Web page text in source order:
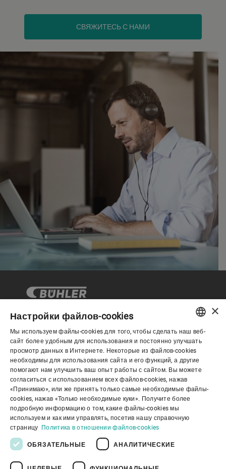
СВЯЖИТЕСЬ С НАМИ
Корпоративное управление
О нас
Полезные ссылки
ENGLISH
SPANISH
GERMAN
FRENCH
PORTUGUESE
×
Настройки файлов-cookies
Мы используем файлы-cookies для того, чтобы сделать наш веб-
сайт более удобным для использования и постоянно улучшать
просмотр данных в Интернете. Некоторые из файлов-cookies
необходимы для использования сайта и его функций, а другие
помогают нам улучшить ваш опыт работы с сайтом. Вы можете
согласиться с использованием всех файлов-cookies, нажав
«Принимаю», или же принять только самые необходимые файлы-
cookies, нажав «Только необходимые куки». Получите более
подробную информацию о том, какие файлы-cookies мы
используем и как ими управлять, посетив нашу справочную
страницу Политика в отношении файлов-cookies
ОБЯЗАТЕЛЬНЫЕ АНАЛИТИЧЕСКИЕ